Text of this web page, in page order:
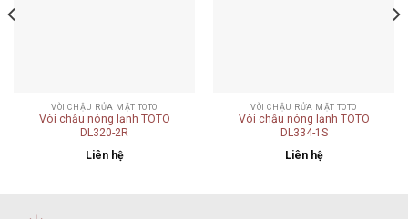
VÒI CHẬU RỬA MẶT TOTO
Vòi chậu nóng lạnh TOTO
DL320-2R
Liên hệ
VÒI CHẬU RỬA MẶT TOTO
Vòi chậu nóng lạnh TOTO
DL334-1S
Liên hệ